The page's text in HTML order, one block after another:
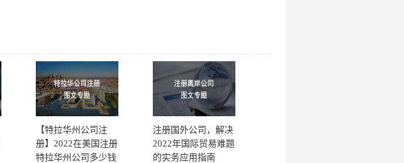
【特拉华州公司注
册】2022在美国注册
特拉华州公司多少钱
注册国外公司，解决
2022年国际贸易难题
的实务应用指南